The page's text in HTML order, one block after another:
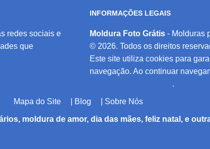
redes sociais e
que
INFORMAÇÕES LEGAIS
Moldura Foto Grátis - Molduras
© 2026. Todos os direitos
Este site utiliza cookies para
navegação. Ao continuar
.
Mapa do Site Blog Sobre Nós
moldura de amor, dia das mães, feliz natal, e